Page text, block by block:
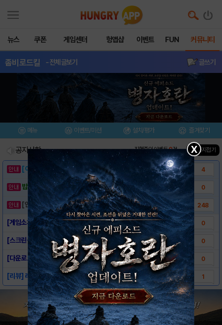
뉴스 쿠폰 게임센터 헝앱샵 이벤트 FUN 커뮤니티
좀비로드킬 - 전체글보기 글쓰기
메뉴 이벤트/미션 설치/평가 즐겨찾기
공지사항 진행중인 이벤트0건 ▲ 공지접기
[이벤트] 웃음으로 매일매일 해피! 유머 게시.. 4
밥알이의 헝앱통신 ⑲ “밥알이, 드디어 멀티를.. 0
[안내] 헝그리앱 필수 상식! 밥알 획득 안내.. 248
[게임소개] - 좀비로드킬 0
[스크린샷] - 좀비로드킬 0
[다운로드링크] - 좀비로드킬 0
[리뷰] 레이싱인가, 액션인가? 좀비로드킬 f.. 1
X